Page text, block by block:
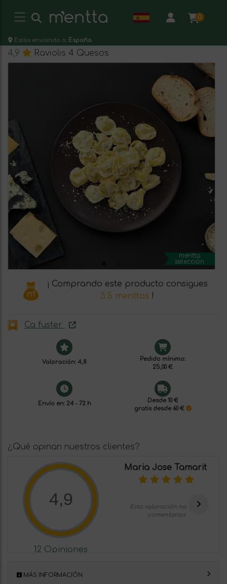
0
Estás enviando a: España
4,9 Raviolis 4 Quesos
mentta
selección
¡ Comprando este producto consigues
3.5 menttos !
Ca fuster
Valoración: 4,8
Pedido mínimo:
25,00 €
Envío en: 24 - 72 h
Desde 10 €
gratis desde 60 €
¿Qué opinan nuestros clientes?
4,9
12 Opiniones
Maria Jose Tamarit
Esta valoración no tiene
comentarios
MÁS INFORMACIÓN